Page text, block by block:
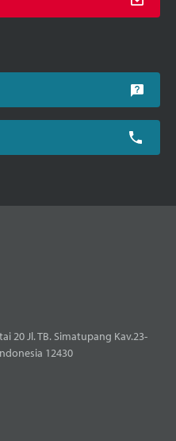
20 Jl. TB. Simatupang Kav.23-
12430